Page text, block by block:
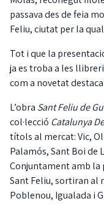
passava des de feia
Feliu, ciutat per la
Tot i que la
ja es troba a les
com a novetat
L’obra Sant Feliu de
col·lecció Catalunya
títols al mercat: Vic,
Palamós, Sant Boi de
Conjuntament amb la
Sant Feliu, sortiran al
Poblenou, Igualada i